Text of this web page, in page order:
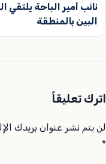
نائب أمير الباحة
البين بالمنطقة
اترك تعليقاً
لن يتم نشر عنوان بريدك
*